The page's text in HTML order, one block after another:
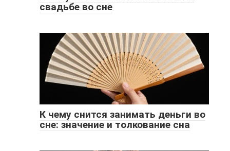
свадьбе во сне
К чему снится занимать деньги во
сне: значение и толкование сна